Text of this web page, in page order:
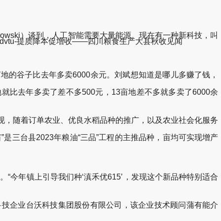
）谈到，人工智能需要大量能源。现在有一种新科技，叫
提质降本促增收——四川粮食生产大县秋收见闻
谷子比去年多卖6000余元。刘斌想知道是哪儿多赚了钱，
比去年多卖了差不多500元，13亩地差不多就多卖了6000余
，随着订单农业、优良水稻品种的推广，以及农业社会化服务
三台县2023年粮油“三品”工程的主推品种，亩均可实现增产
今年镇上引导我们种‘滇禾优615’，发现这个新品种特别适合
企业台沃科技集团股份有限公司，该企业技术顾问蒲有能介